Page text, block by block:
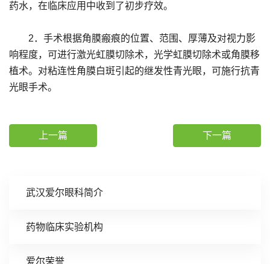
武汉爱尔眼科简介
药物临床实验机构
爱尔荣誉
药水，在临床应用中收到了初步疗效。
2．手术根据角膜瘢痕的位置、范围、厚薄及对视力影
响程度，可进行激光虹膜切除术，光学虹膜切除术或角膜移
植术。对粘连性角膜白斑引起的继发性青光眼，可施行抗青
光眼手术。
上一篇 下一篇